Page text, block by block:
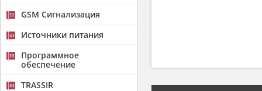
GSM Сигнализация
Источники питания
Программное
обеспечение
TRASSIR